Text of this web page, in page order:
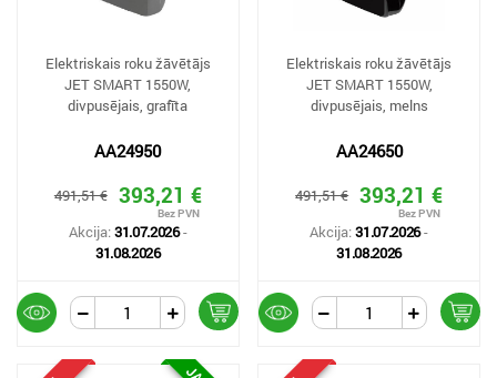
Elektriskais roku žāvētājs
JET SMART 1550W,
divpusējais, grafīta
AA24950
491,51 € 393,21 €
Akcija:31.07.2026-
31.08.2026
Elektriskais roku žāvētājs
JET SMART 1550W,
divpusējais, melns
AA24650
491,51 € 393,21 €
Akcija:31.07.2026-
31.08.2026